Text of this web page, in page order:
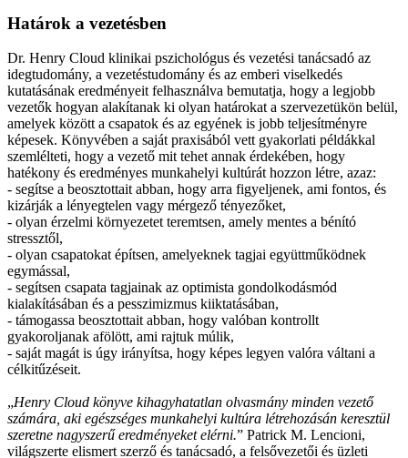
Határok a vezetésben
Dr. Henry Cloud klinikai pszichológus és vezetési tanácsadó az
idegtudomány, a vezetéstudomány és az emberi viselkedés
kutatásának eredményeit felhasználva bemutatja, hogy a legjobb
vezetők hogyan alakítanak ki olyan határokat a szervezetükön belül,
amelyek között a csapatok és az egyének is jobb teljesítményre
képesek. Könyvében a saját praxisából vett gyakorlati példákkal
szemlélteti, hogy a vezető mit tehet annak érdekében, hogy
hatékony és eredményes munkahelyi kultúrát hozzon létre, azaz:
- segítse a beosztottait abban, hogy arra figyeljenek, ami fontos, és
kizárják a lényegtelen vagy mérgező tényezőket,
- olyan érzelmi környezetet teremtsen, amely mentes a bénító
stressztől,
- olyan csapatokat építsen, amelyeknek tagjai együttműködnek
egymással,
- segítsen csapata tagjainak az optimista gondolkodásmód
kialakításában és a pesszimizmus kiiktatásában,
- támogassa beosztottait abban, hogy valóban kontrollt
gyakoroljanak afölött, ami rajtuk múlik,
- saját magát is úgy irányítsa, hogy képes legyen valóra váltani a
célkitűzéseit.
„Henry Cloud könyve kihagyhatatlan olvasmány minden vezető
számára, aki egészséges munkahelyi kultúra létrehozásán keresztül
szeretne nagyszerű eredményeket elérni.” Patrick M. Lencioni,
világszerte elismert szerző és tanácsadó, a felsővezetői és üzleti